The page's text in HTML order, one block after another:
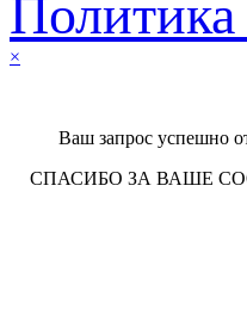
×
Ваш запрос успешно
СПАСИБО ЗА ВАШЕ